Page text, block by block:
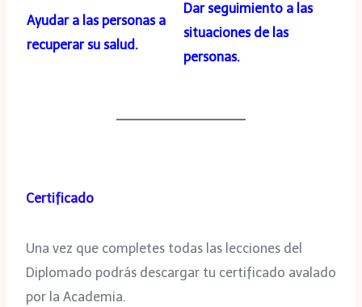
Ayudar a las personas a
recuperar su salud.
Dar seguimiento a las
situaciones de las
personas.
Certificado
Una vez que completes todas las lecciones del
Diplomado podrás descargar tu certificado avalado
por la Academia.